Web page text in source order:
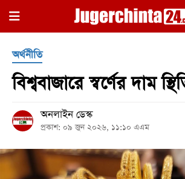
×
হোম
জাতীয়
অর্থনীতি
বিশ্ববাজারে স্বর্ণের দাম
অনলাইন ডেস্ক
প্রকাশ: ০৯ জুন ২০২৬, ১১:১০ এএম